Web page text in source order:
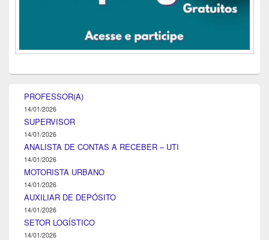
PROFESSOR(A)
14/01/2026
SUPERVISOR
14/01/2026
ANALISTA DE CONTAS A RECEBER – UTI
14/01/2026
MOTORISTA URBANO
14/01/2026
AUXILIAR DE DEPÓSITO
14/01/2026
SETOR LOGÍSTICO
14/01/2026